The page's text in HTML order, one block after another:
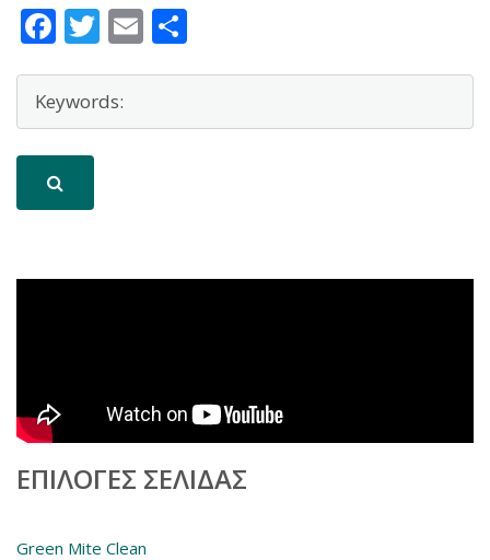
Facebook
Twitter
Email
ΕΠΙΛΟΓΈΣ ΣΕΛΊΔΑΣ
Green Mite Clean